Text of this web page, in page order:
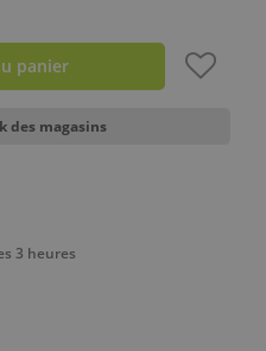
panier
des magasins
3 heures